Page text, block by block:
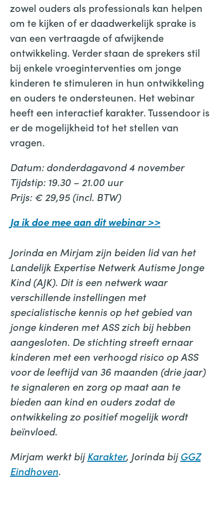
zowel ouders als professionals kan helpen
om te kijken of er daadwerkelijk sprake is
van een vertraagde of afwijkende
ontwikkeling. Verder staan de sprekers stil
bij enkele vroeginterventies om jonge
kinderen te stimuleren in hun ontwikkeling
en ouders te ondersteunen. Het webinar
heeft een interactief karakter. Tussendoor is
er de mogelijkheid tot het stellen van
vragen.
Datum: donderdagavond 4 november
Tijdstip: 19.30 – 21.00 uur
Prijs: € 29,95 (incl. BTW)
Ja ik doe mee aan dit webinar >>
Jorinda en Mirjam zijn beiden lid van het
Landelijk Expertise Netwerk Autisme Jonge
Kind (AJK). Dit is een netwerk waar
verschillende instellingen met
specialistische kennis op het gebied van
jonge kinderen met ASS zich bij hebben
aangesloten. De stichting streeft ernaar
kinderen met een verhoogd risico op ASS
voor de leeftijd van 36 maanden (drie jaar)
te signaleren en zorg op maat aan te
bieden aan kind en ouders zodat de
ontwikkeling zo positief mogelijk wordt
beïnvloed.
Mirjam werkt bij Karakter, Jorinda bij GGZ
Eindhoven.